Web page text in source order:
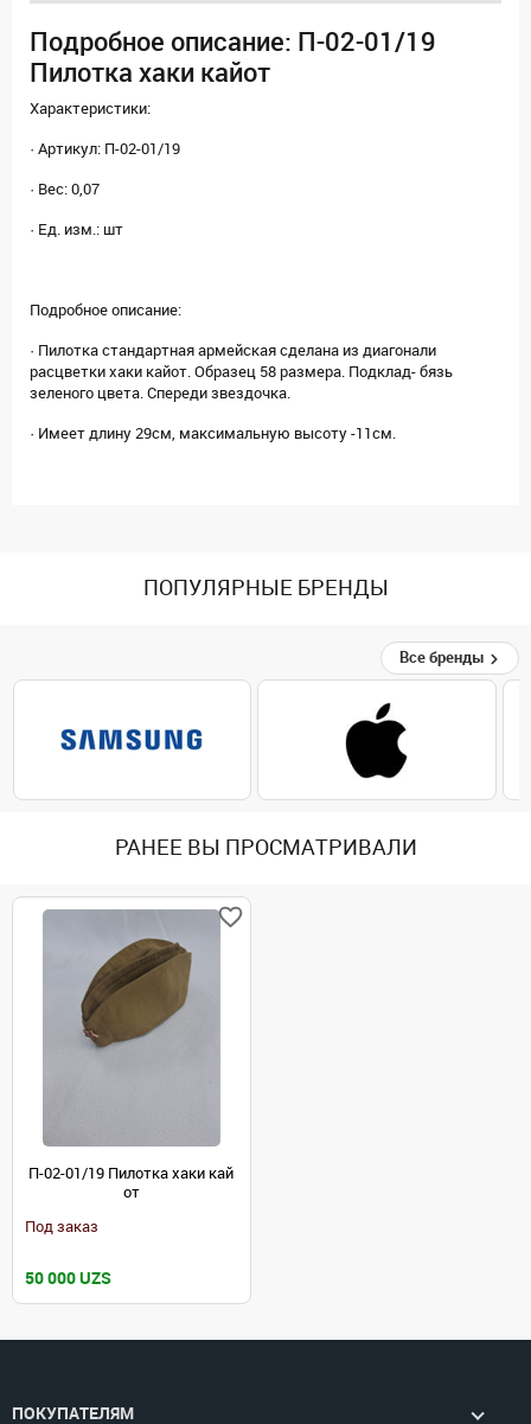
Подробное описание: П-02-01/19
Пилотка хаки кайот
Характеристики:
· Артикул: П-02-01/19
· Вес: 0,07
· Ед. изм.: шт
Подробное описание:
· Пилотка стандартная армейская сделана из диагонали
расцветки хаки кайот. Образец 58 размера. Подклад- бязь
зеленого цвета. Спереди звездочка.
· Имеет длину 29см, максимальную высоту -11см.
ПОПУЛЯРНЫЕ БРЕНДЫ
Все бренды
РАНЕЕ ВЫ ПРОСМАТРИВАЛИ
П-02-01/19 Пилотка хаки кай
от
Под заказ
50 000 UZS
ПОКУПАТЕЛЯМ